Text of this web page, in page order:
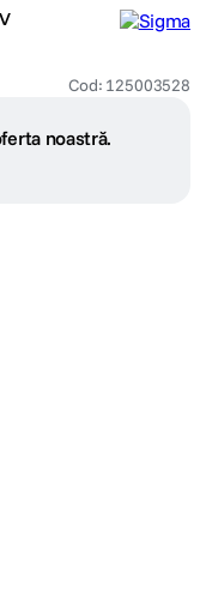
Cod: 125003528
noastră.